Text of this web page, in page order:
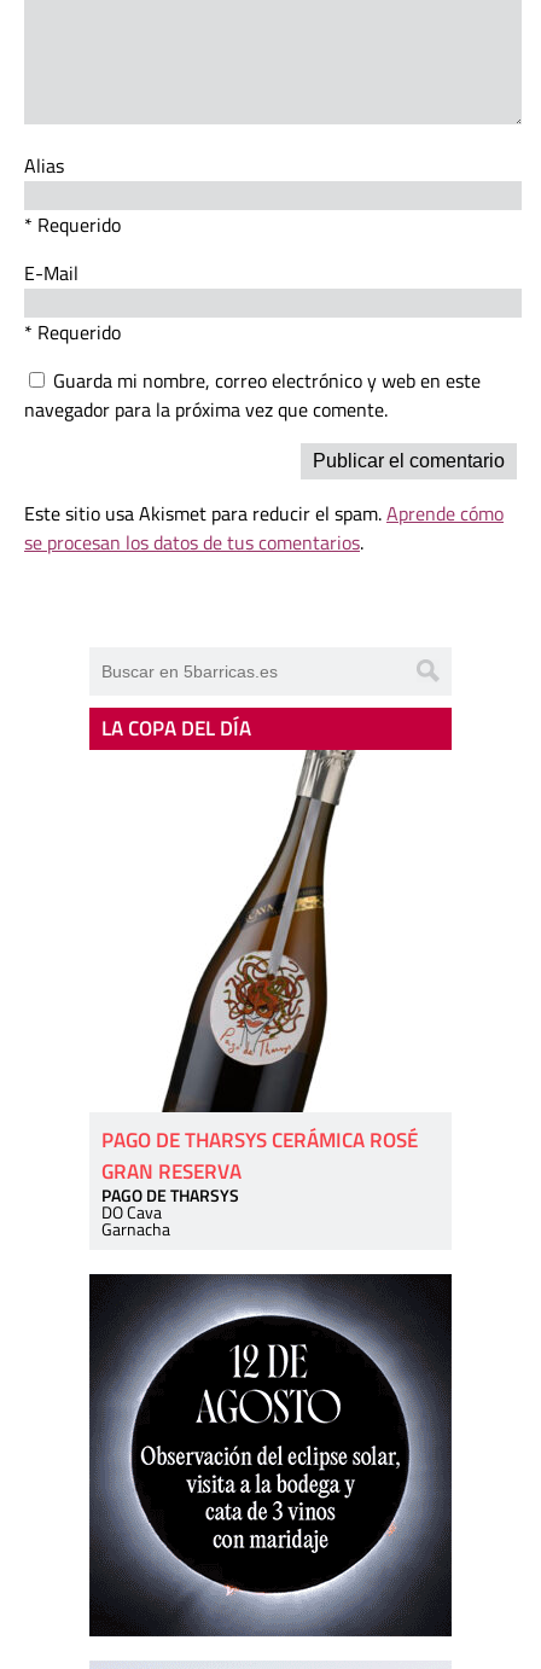
Alias
* Requerido
E-Mail
* Requerido
Guarda mi nombre, correo electrónico y web en este
navegador para la próxima vez que comente.
Este sitio usa Akismet para reducir el spam.Aprende cómo
se procesan los datos de tus comentarios.
LA COPA DEL DÍA
PAGO DE THARSYS CERÁMICA ROSÉ
GRAN RESERVA
PAGO DE THARSYS
DO Cava
Garnacha